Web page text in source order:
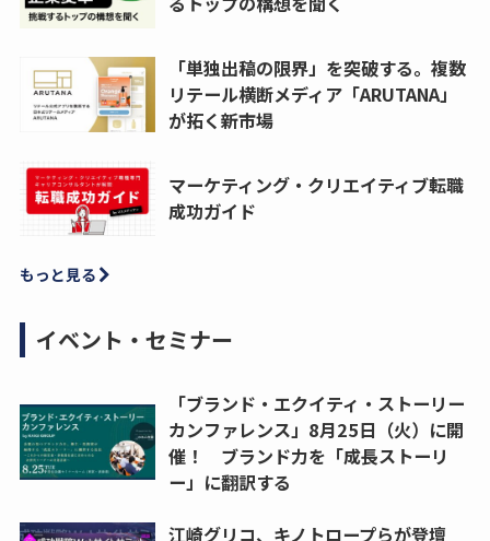
「単独出稿の限界」を突破する。複数
リテール横断メディア「ARUTANA」
が拓く新市場
マーケティング・クリエイティブ転職
成功ガイド
もっと見る
イベント・セミナー
「ブランド・エクイティ・ストーリー
カンファレンス」8月25日（火）に開
催！ ブランド力を「成長ストーリ
ー」に翻訳する
江崎グリコ、キノトロープらが登壇